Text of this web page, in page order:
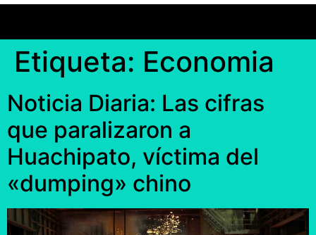
Etiqueta: Economia
Noticia Diaria: Las cifras
que paralizaron a
Huachipato, víctima del
«dumping» chino